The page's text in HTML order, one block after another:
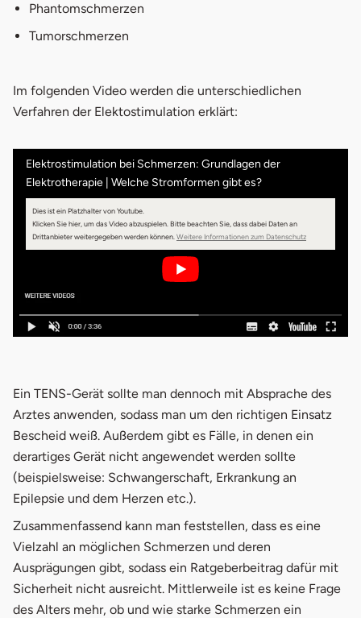
Phantomschmerzen
Tumorschmerzen
Im folgenden Video werden die unterschiedlichen
Verfahren der Elektostimulation erklärt:
Elektrostimulation bei Schmerzen: Grundlagen der
Elektrotherapie | Welche Stromformen gibt es?
Dies ist ein Platzhalter von Youtube.
Klicken Sie hier, um das Video abzuspielen.Bitte beachten Sie, dass dabei Daten an
Drittanbieter weitergegeben werden können.Weitere Informationen zum Datenschutz
Ein TENS-Gerät sollte man dennoch mit Absprache des
Arztes anwenden, sodass man um den richtigen Einsatz
Bescheid weiß. Außerdem gibt es Fälle, in denen ein
derartiges Gerät nicht angewendet werden sollte
(beispielsweise: Schwangerschaft, Erkrankung an
Epilepsie und dem Herzen etc.).
Zusammenfassend kann man feststellen, dass es eine
Vielzahl an möglichen Schmerzen und deren
Ausprägungen gibt, sodass ein Ratgeberbeitrag dafür mit
Sicherheit nicht ausreicht. Mittlerweile ist es keine Frage
des Alters mehr, ob und wie starke Schmerzen ein